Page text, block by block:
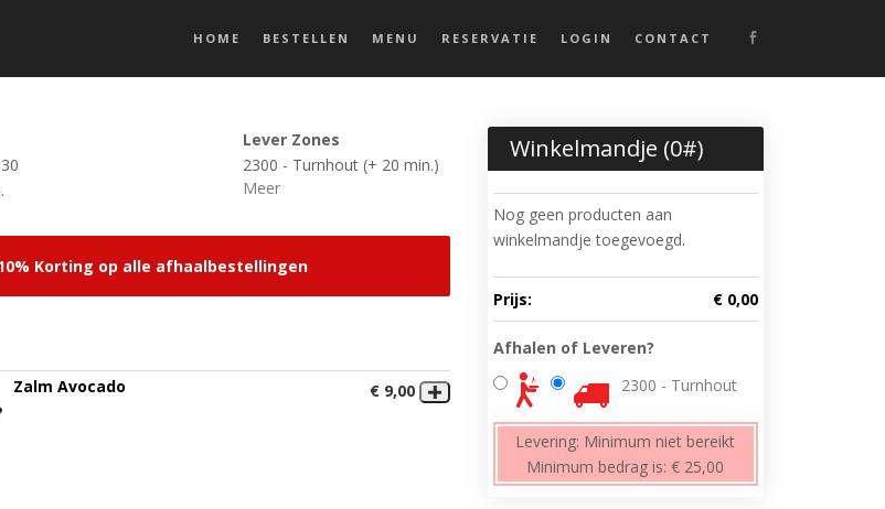
HOME BESTELLEN MENU RESERVATIE LOGIN CONTACT
Lever Zones
2300 - Turnhout (+ 20 min.)
Meer
Korting op alle afhaalbestellingen
Zalm Avocado € 9,00
Winkelmandje (0#)
Nog geen producten aan
winkelmandje toegevoegd.
Prijs: € 0,00
Afhalen of Leveren?
2300 - Turnhout
Levering: Minimum niet bereikt
Minimum bedrag is:€ 25,00